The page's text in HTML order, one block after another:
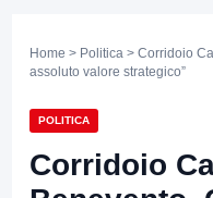
Home > Politica > Corridoio
assoluto valore strategico”
POLITICA
Corridoio